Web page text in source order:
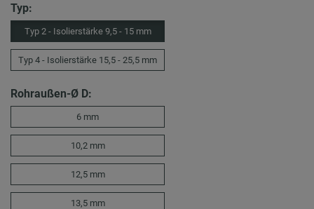
Typ:
Typ 2 - Isolierstärke 9,5 - 15 mm
Typ 4 - Isolierstärke 15,5 - 25,5 mm
Rohraußen-Ø D:
6 mm
10,2 mm
12,5 mm
13,5 mm